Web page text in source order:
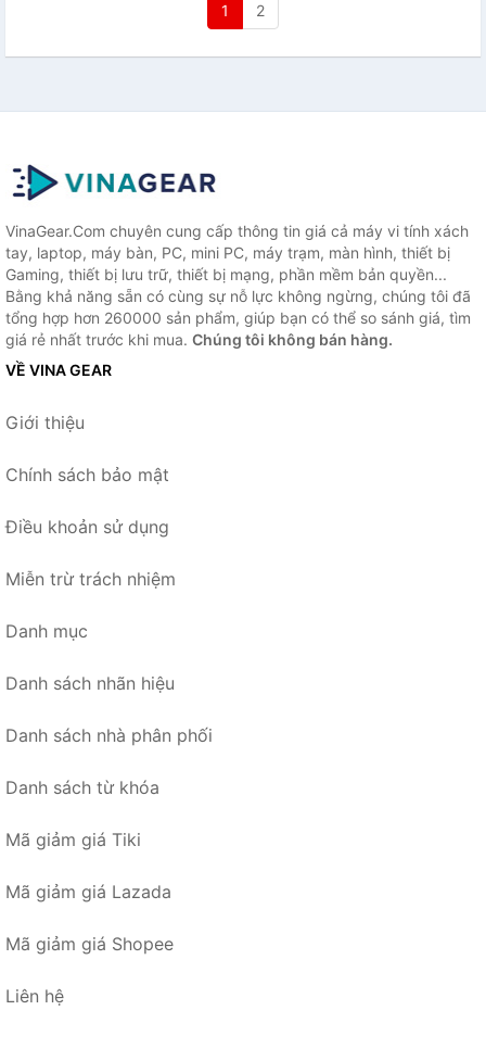
1 2
VinaGear.Com chuyên cung cấp thông tin giá cả máy vi tính xách
tay, laptop, máy bàn, PC, mini PC, máy trạm, màn hình, thiết bị
Gaming, thiết bị lưu trữ, thiết bị mạng, phần mềm bản quyền...
Bằng khả năng sẵn có cùng sự nỗ lực không ngừng, chúng tôi đã
tổng hợp hơn 260000 sản phẩm, giúp bạn có thể so sánh giá, tìm
giá rẻ nhất trước khi mua. Chúng tôi không bán hàng.
VỀ VINA GEAR
Giới thiệu
Chính sách bảo mật
Điều khoản sử dụng
Miễn trừ trách nhiệm
Danh mục
Danh sách nhãn hiệu
Danh sách nhà phân phối
Danh sách từ khóa
Mã giảm giá Tiki
Mã giảm giá Lazada
Mã giảm giá Shopee
Liên hệ